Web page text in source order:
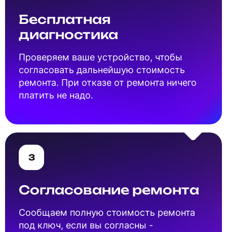
Бесплатная
диагностика
Проверяем ваше устройство, чтобы
согласовать дальнейшую стоимость
ремонта. При отказе от ремонта ничего
платить не надо.
3
Согласование ремонта
Cообщаем полную стоимость ремонта
под ключ, если вы согласны -